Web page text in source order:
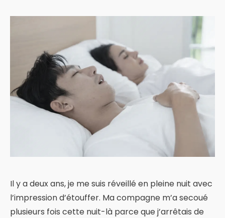
Il y a deux ans, je me suis réveillé en pleine nuit avec
l’impression d’étouffer. Ma compagne m’a secoué
plusieurs fois cette nuit-là parce que j’arrêtais de